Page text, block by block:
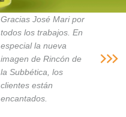
Gracias José Mari por
todos los trabajos. En
especial la nueva
imagen de Rincón de
la Subbética, los
clientes están
encantados.